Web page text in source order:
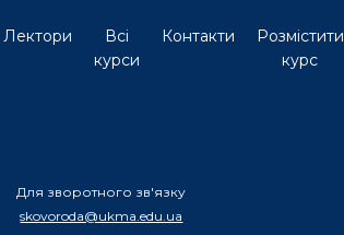
Лектори
Всі
курси
Контакти
Розмістити
курс
Для зворотного зв'язку
skovoroda@ukma.edu.ua